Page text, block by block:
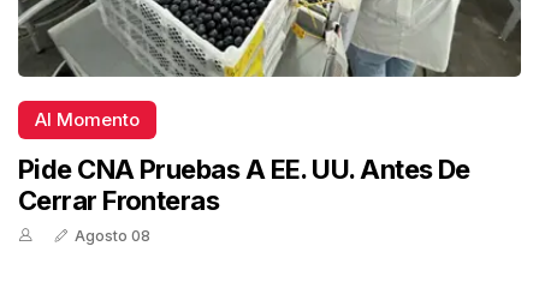
Al Momento
Pide CNA Pruebas A EE. UU. Antes De
Cerrar Fronteras
Agosto 08